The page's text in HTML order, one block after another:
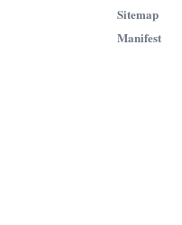
Sitemap
Manifest